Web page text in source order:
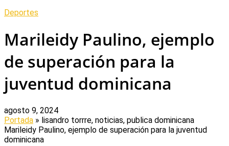
Deportes
Marileidy Paulino, ejemplo
de superación para la
juventud dominicana
agosto 9, 2024
Portada » lisandro torrre, noticias, publica dominicana
Marileidy Paulino, ejemplo de superación para la juventud
dominicana